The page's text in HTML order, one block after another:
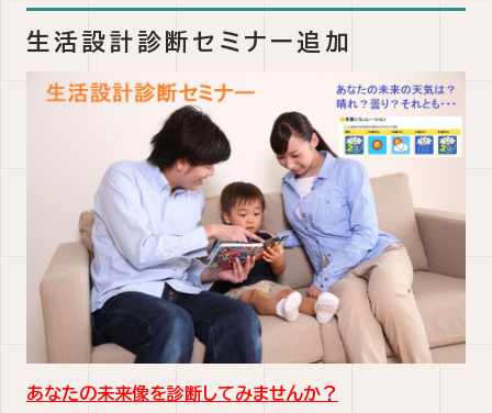
生活設計診断セミナー追加
あなたの未来像を診断してみませんか？